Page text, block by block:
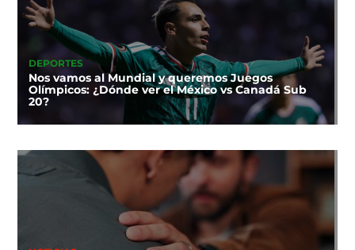
DEPORTES
Nos vamos al Mundial y queremos Juegos
Olímpicos: ¿Dónde ver el México vs Canadá Sub
20?